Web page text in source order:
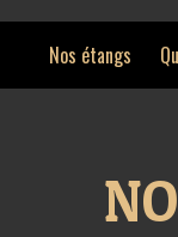
Nos étangs